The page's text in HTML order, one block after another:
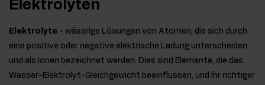
Elektrolyten
Elektrolyte - wässrige Lösungen von Atomen, die sich durch
eine positive oder negative elektrische Ladung unterscheiden
und als Ionen bezeichnet werden. Dies sind Elemente, die das
Wasser-Elektrolyt-Gleichgewicht beeinflussen, und ihr richtiger